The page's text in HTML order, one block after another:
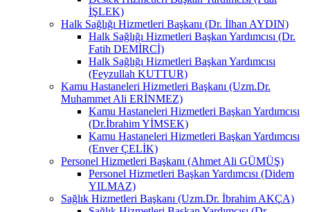
İŞLEK)
Halk Sağlığı Hizmetleri Başkanı (Dr. İlhan AYDIN)
Halk Sağlığı Hizmetleri Başkan Yardımcısı (Dr.
Fatih DEMİRCİ)
Halk Sağlığı Hizmetleri Başkan Yardımcısı
(Feyzullah KUTTUR)
Kamu Hastaneleri Hizmetleri Başkanı (Uzm.Dr.
Muhammet Ali ERİNMEZ)
Kamu Hastaneleri Hizmetleri Başkan Yardımcısı
(Dr.İbrahim YİMSEK)
Kamu Hastaneleri Hizmetleri Başkan Yardımcısı
(Enver ÇELİK)
Personel Hizmetleri Başkanı (Ahmet Ali GÜMÜŞ)
Personel Hizmetleri Başkan Yardımcısı (Didem
YILMAZ)
Sağlık Hizmetleri Başkanı (Uzm.Dr. İbrahim AKÇA)